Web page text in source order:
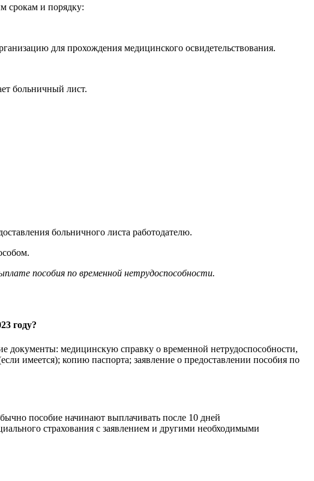
срокам и порядку:
для прохождения медицинского освидетельствования.
больничный лист.
больничного листа работодателю.
пособия по временной нетрудоспособности.
году?
документы: медицинскую справку о временной нетрудоспособности,
имеется); копию паспорта; заявление о предоставлении пособия по
пособие начинают выплачивать после 10 дней
страхования с заявлением и другими необходимыми